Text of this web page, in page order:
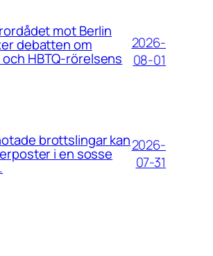
mot Berlin
debatten om
HBTQ-rörelsens
2026-
08-01
brottslingar kan
i en sosse
2026-
07-31